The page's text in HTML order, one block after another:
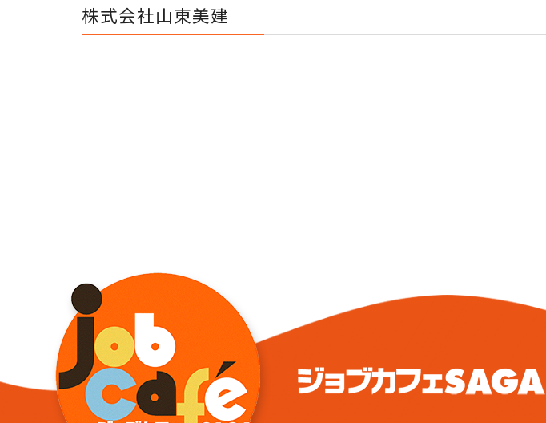
株式会社山東美建